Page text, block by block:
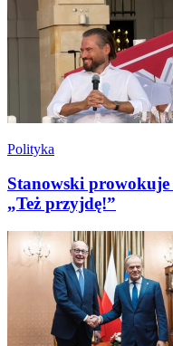
Polityka
Stanowski prowokuje
„Też przyjdę!”